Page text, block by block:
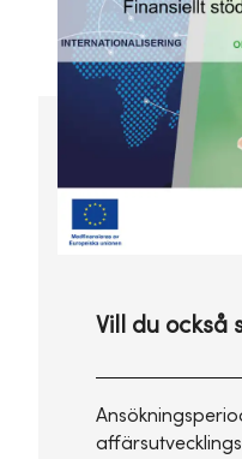
Vill du också